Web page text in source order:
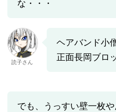
な・・・
読子さん
ヘアバンド小
正面長岡ブロ
でも、うっすい壁一枚